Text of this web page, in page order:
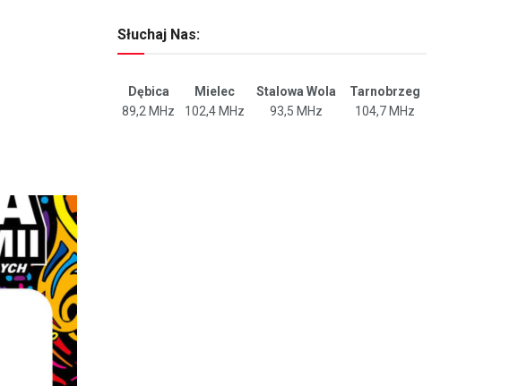
Słuchaj Nas:
Dębica Mielec Stalowa Wola
Tarnobrzeg
89,2 MHz
102,4 MHz 93,5 MHz 104,7 MHz